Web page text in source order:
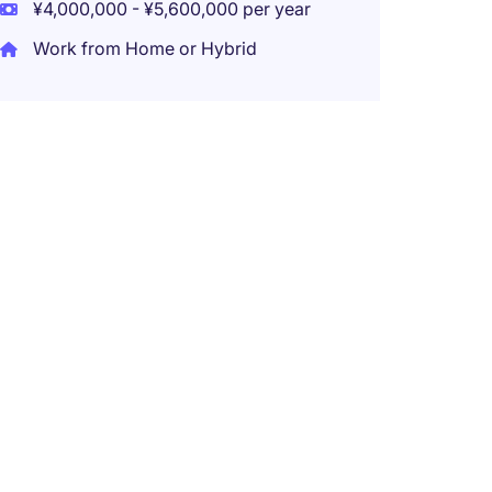
¥4,000,000 - ¥5,600,000 per year
Work from Home or Hybrid